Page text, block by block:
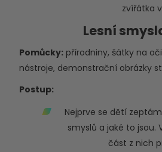
zvířátka
Lesní
Pomůcky: přírodniny, šátky na
nástroje, demonstrační obrázky
Postup:
Nejprve se dětí
smyslů a jaké to jsou.
část z nich